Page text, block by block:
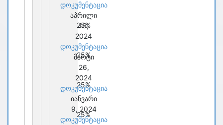
25%
25%
25%
25%
დოკუმენტაცია
აპრილი
16,
2024
დოკუმენტაცია
მარტი
26,
2024
დოკუმენტაცია
იანვარი
9, 2024
დოკუმენტაცია